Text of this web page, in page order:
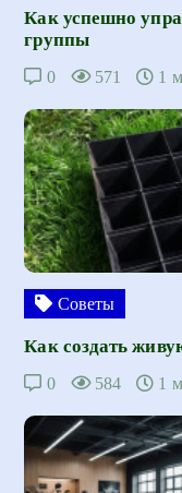
Как успешно
группы
0 571 1
Советы
Как создать
0 584 1